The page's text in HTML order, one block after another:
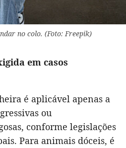
no colo. (Foto: Freepik)
em casos
é aplicável apenas a
ou
conforme legislações
Para animais dóceis, é